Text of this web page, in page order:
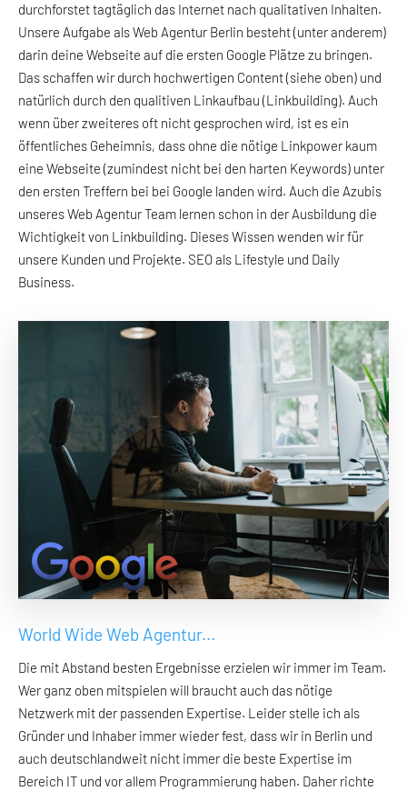
durchforstet tagtäglich das Internet nach qualitativen Inhalten.
Unsere Aufgabe als Web Agentur Berlin besteht (unter anderem)
darin deine Webseite auf die ersten Google Plätze zu bringen.
Das schaffen wir durch hochwertigen Content (siehe oben) und
natürlich durch den qualitiven Linkaufbau (Linkbuilding). Auch
wenn über zweiteres oft nicht gesprochen wird, ist es ein
öffentliches Geheimnis, dass ohne die nötige Linkpower kaum
eine Webseite (zumindest nicht bei den harten Keywords) unter
den ersten Treffern bei bei Google landen wird. Auch die Azubis
unseres Web Agentur Team lernen schon in der Ausbildung die
Wichtigkeit von Linkbuilding. Dieses Wissen wenden wir für
unsere Kunden und Projekte. SEO als Lifestyle und Daily
Business.
World Wide Web Agentur...
Die mit Abstand besten Ergebnisse erzielen wir immer im Team.
Wer ganz oben mitspielen will braucht auch das nötige
Netzwerk mit der passenden Expertise. Leider stelle ich als
Gründer und Inhaber immer wieder fest, dass wir in Berlin und
auch deutschlandweit nicht immer die beste Expertise im
Bereich IT und vor allem Programmierung haben. Daher richte